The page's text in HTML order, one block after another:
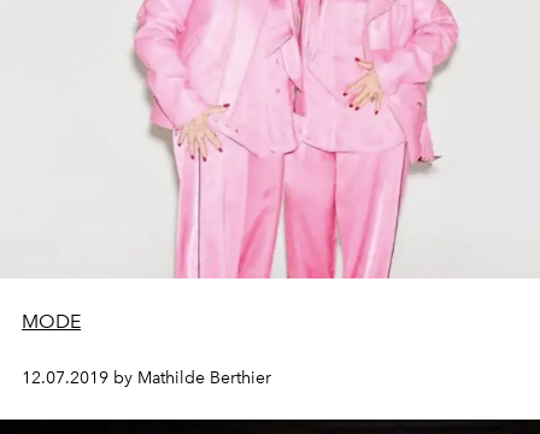
MODE
12.07.2019 by Mathilde Berthier